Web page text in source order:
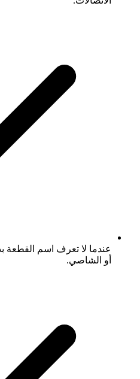
عندما لا تعرف اسم القطعة
أو الشاصي.